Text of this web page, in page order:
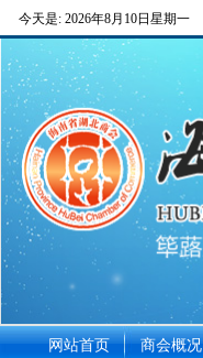
今天是: 2026年8月10日星期一
网站首页 商会概况